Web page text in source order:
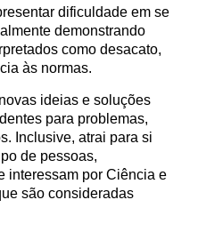
dificuldade em se
demonstrando
como desacato,
às normas.
ideias e soluções
para problemas,
Inclusive, atrai para si
de pessoas,
interessam por Ciência e
são consideradas